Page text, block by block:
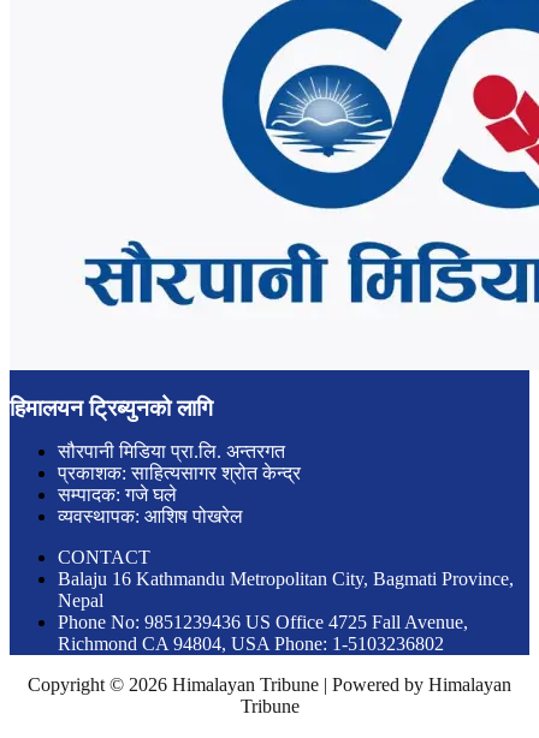
हिमालयन ट्रिब्युनको लागि
सौरपानी मिडिया प्रा.लि. अन्तरगत
प्रकाशक: साहित्यसागर श्रोत केन्द्र
सम्पादक: गजे घले
व्यवस्थापक: आशिष पोखरेल
CONTACT
Balaju 16 Kathmandu Metropolitan City, Bagmati Province,
Nepal
Phone No: 9851239436 US Office 4725 Fall Avenue,
Richmond CA 94804, USA Phone: 1-5103236802
Copyright © 2026 Himalayan Tribune | Powered by Himalayan
Tribune